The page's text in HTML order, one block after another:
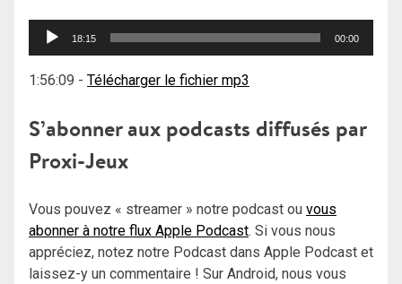
Lecteur
18:15 00:00
1:56:09 - Télécharger le fichier mp3
S’abonner aux podcasts diffusés par
Proxi-Jeux
Vous pouvez « streamer » notre podcast ou vous
abonner à notre flux Apple Podcast. Si vous nous
appréciez, notez notre Podcast dans Apple Podcast et
laissez-y un commentaire ! Sur Android, nous vous